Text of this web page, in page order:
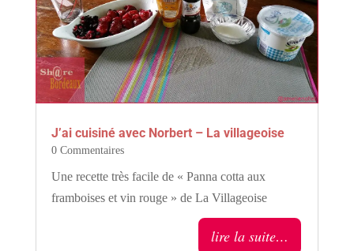
J’ai cuisiné avec Norbert – La villageoise
0 Commentaires
Une recette très facile de « Panna cotta aux
framboises et vin rouge » de La Villageoise
lire la suite…